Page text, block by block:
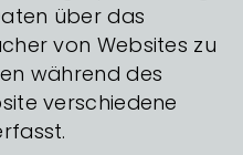
über das
von Websites zu
während des
verschiedene